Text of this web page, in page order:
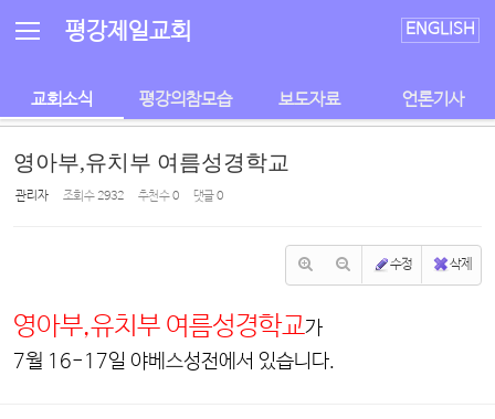
평강제일교회 ENGLISH
교회소식 평강의참모습 보도자료 언론기사
영아부,유치부 여름성경학교
관리자 조회 수2932 추천 수0 댓글0
수정 삭제
영아부,유치부 여름성경학교가
7월 16-17일 야베스성전에서 있습니다.